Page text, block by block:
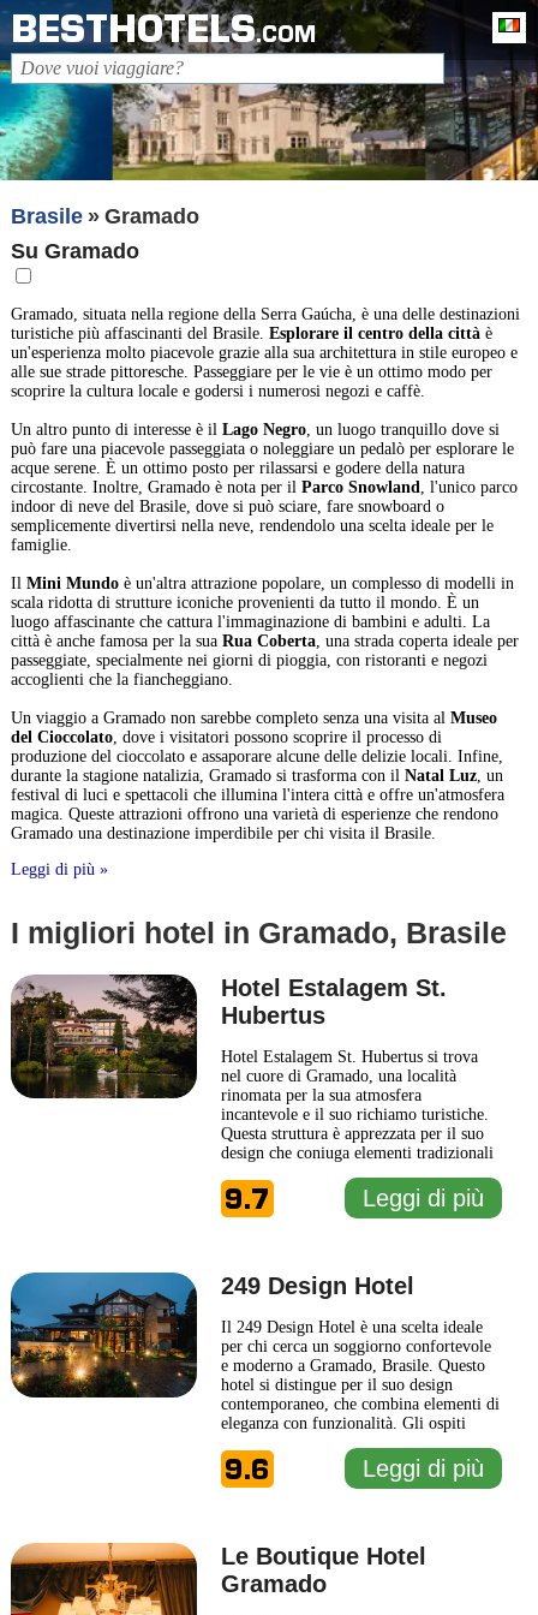
BESTHOTELS.COM
Brasile
Gramado
Su Gramado
Gramado, situata nella regione della Serra Gaúcha, è una delle destinazioni
turistiche più affascinanti del Brasile. Esplorare il centro della cittàè
un'esperienza molto piacevole grazie alla sua architettura in stile europeo e
alle sue strade pittoresche. Passeggiare per le vie è un ottimo modo per
scoprire la cultura locale e godersi i numerosi negozi e caffè.
Un altro punto di interesse è il Lago Negro, un luogo tranquillo dove si
può fare una piacevole passeggiata o noleggiare un pedalò per esplorare le
acque serene. È un ottimo posto per rilassarsi e godere della natura
circostante. Inoltre, Gramado è nota per il Parco Snowland, l'unico parco
indoor di neve del Brasile, dove si può sciare, fare snowboard o
semplicemente divertirsi nella neve, rendendolo una scelta ideale per le
famiglie.
Il Mini Mundoè un'altra attrazione popolare, un complesso di modelli in
scala ridotta di strutture iconiche provenienti da tutto il mondo. È un
luogo affascinante che cattura l'immaginazione di bambini e adulti. La
città è anche famosa per la sua Rua Coberta, una strada coperta ideale per
passeggiate, specialmente nei giorni di pioggia, con ristoranti e negozi
accoglienti che la fiancheggiano.
Un viaggio a Gramado non sarebbe completo senza una visita al Museo
del Cioccolato, dove i visitatori possono scoprire il processo di
produzione del cioccolato e assaporare alcune delle delizie locali. Infine,
durante la stagione natalizia, Gramado si trasforma con il Natal Luz, un
festival di luci e spettacoli che illumina l'intera città e offre un'atmosfera
magica. Queste attrazioni offrono una varietà di esperienze che rendono
Gramado una destinazione imperdibile per chi visita il Brasile.
Leggi di più »
I migliori hotel in Gramado, Brasile
Hotel Estalagem St.
Hubertus
Hotel Estalagem St. Hubertus si trova
nel cuore di Gramado, una località
rinomata per la sua atmosfera
incantevole e il suo richiamo turistiche.
Questa struttura è apprezzata per il suo
design che coniuga elementi tradizionali
ambiente accogliente e raffinato. Il Hotel
Estalagem St. Hubertus si distingue per
9.7 Leggi di più
249 Design Hotel
Il 249 Design Hotel è una scelta ideale
per chi cerca un soggiorno confortevole
e moderno a Gramado, Brasile. Questo
hotel si distingue per il suo design
contemporaneo, che combina elementi di
eleganza con funzionalità. Gli ospiti
che riflette un'estetica raffinata e
accogliente, rendendo ogni spazio unico.
9.6 Leggi di più
Le Boutique Hotel
Gramado